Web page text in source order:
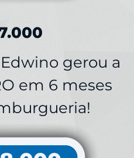
gerou a
em 6 meses